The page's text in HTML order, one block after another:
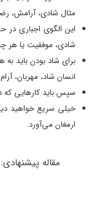
مثال شادی، آرامش،
این الگوی اجباری
شادی، موفقیت یا هر
برای شاد بودن باید
انسان شاد، مهربان،
سپس باید کارهایی که
خیلی سریع خواهید
ارمغان می‌آورد.
مقاله